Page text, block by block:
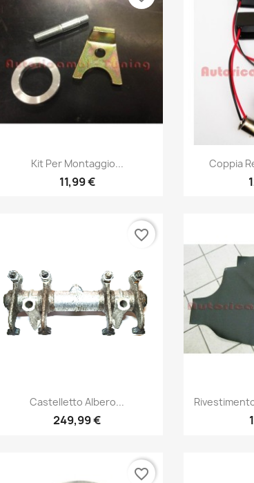
Anteprima
Kit Per Montaggio...
11,99 €

Coppia
Anteprima
Castelletto Albero...
249,99 €
favorite_border

favorite_border